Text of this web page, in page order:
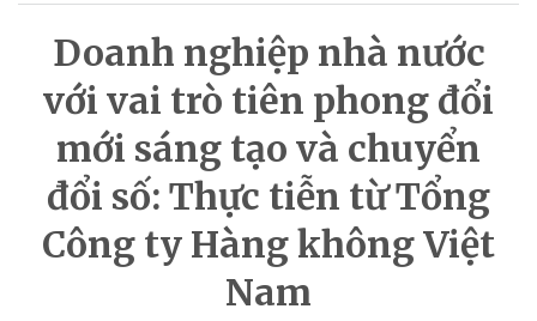
Doanh nghiệp nhà nước
với vai trò tiên phong đổi
mới sáng tạo và chuyển
đổi số: Thực tiễn từ Tổng
Công ty Hàng không Việt
Nam